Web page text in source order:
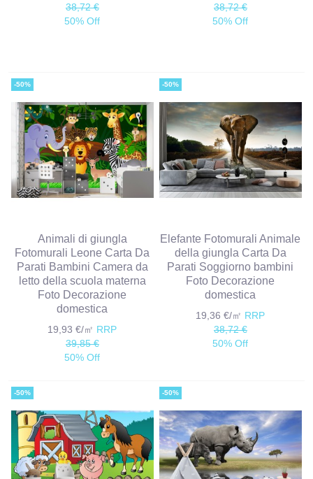
38,72 €
50% Off
38,72 €
50% Off
-50%
Animali di giungla
Fotomurali Leone Carta Da
Parati Bambini Camera da
letto della scuola materna
Foto Decorazione
domestica
19,93 €/㎡ RRP
39,85 €
50% Off
-50%
Elefante Fotomurali Animale
della giungla Carta Da
Parati Soggiorno bambini
Foto Decorazione
domestica
19,36 €/㎡ RRP
38,72 €
50% Off
-50% -50%